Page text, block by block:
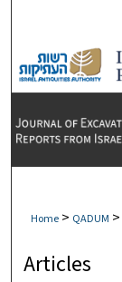
Home > QADUM >
Articles